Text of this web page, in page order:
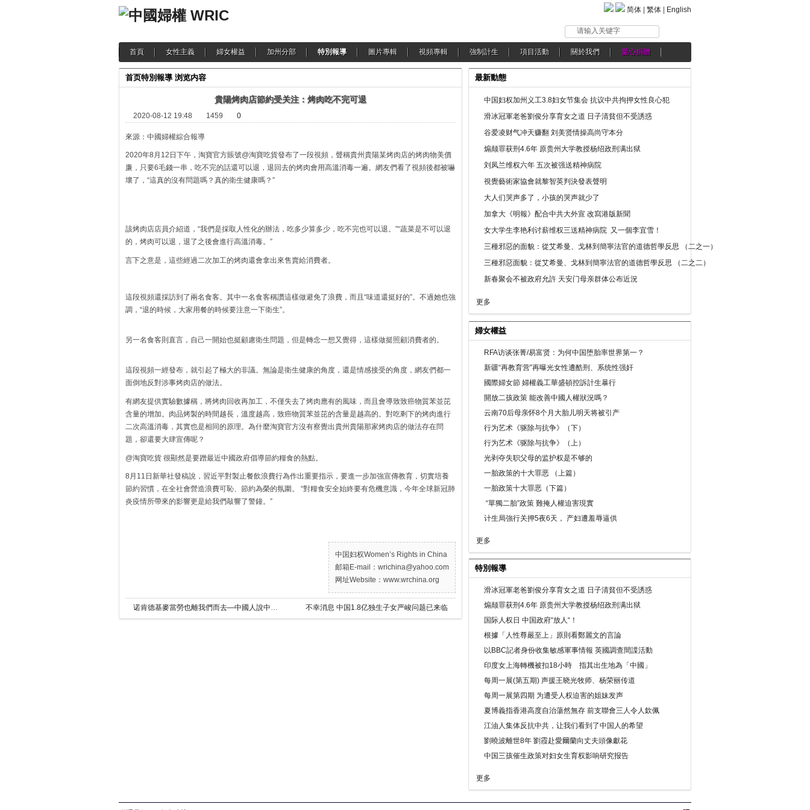
简体 繁体 English
请输入关键字
首頁 女性主義 婦女權益 加州分部 特別報導 圖片專輯 視頻專輯 強制計生 項目活動 關於我們 愛心捐贈
首页特別報導 浏览内容
貴陽烤肉店節約受关注：烤肉吃不完可退
2020-08-12 19:48 1459 0
來源：中國婦權綜合報導
2020年8月12日下午，淘寶官方賬號@淘寶吃貨發布了一段視頻，聲稱貴州貴陽某烤肉店的烤肉物美價
廉，只要6毛錢一串，吃不完的話還可以退，退回去的烤肉會用高溫消毒一遍。網友們看了視頻後都被嚇
壞了，“這真的沒有問題嗎？真的衛生健康嗎？”
該烤肉店店員介紹道，“我們是採取人性化的辦法，吃多少算多少，吃不完也可以退。”“蔬菜是不可以退
的，烤肉可以退，退了之後會進行高溫消毒。”
言下之意是，這些經過二次加工的烤肉還會拿出來售賣給消費者。
這段視頻還採訪到了兩名食客。其中一名食客稱讚這樣做避免了浪費，而且“味道還挺好的”。不過她也強
調，“退的時候，大家用餐的時候要注意一下衛生”。
另一名食客則直言，自己一開始也挺顧慮衛生問題，但是轉念一想又覺得，這樣做挺照顧消費者的。
這段視頻一經發布，就引起了極大的非議。無論是衛生健康的角度，還是情感接受的角度，網友們都一
面倒地反對涉事烤肉店的做法。
有網友提供實驗數據稱，將烤肉回收再加工，不僅失去了烤肉應有的風味，而且會導致致癌物質苯並芘
含量的增加。肉品烤製的時間越長，溫度越高，致癌物質苯並芘的含量是越高的。對吃剩下的烤肉進行
二次高溫消毒，其實也是相同的原理。為什麼淘寶官方沒有察覺出貴州貴陽那家烤肉店的做法存在問
題，卻還要大肆宣傳呢？
@淘寶吃貨 很顯然是要蹭最近中國政府倡導節約糧食的熱點。
8月11日新華社發稿說，習近平對製止餐飲浪費行為作出重要指示，要進一步加強宣傳教育，切實培養
節約習慣，在全社會營造浪費可恥、節約為榮的氛圍。 “對糧食安全始終要有危機意識，今年全球新冠肺
炎疫情所帶來的影響更是給我們敲響了警鐘。”
中国妇权Women’s Rights in China
邮箱E-mail：wrichina@yahoo.com
网址Website：www.wrchina.org
不幸消息 中国1.8亿独生子女严峻问题已来临
最新動態
中国妇权加州义工3.8妇女节集会 抗议中共拘押女性良心犯
滑冰冠軍老爸劉俊分享育女之道 日子清貧但不受誘惑
谷爱凌财气冲天赚翻 刘美贤情操高尚守本分
煽颠罪获刑4.6年 原贵州大学教授杨绍政刑满出狱
刘凤兰维权六年 五次被强送精神病院
視覺藝術家協會就黎智英判決發表聲明
大人们哭声多了，小孩的哭声就少了
加拿大《明報》配合中共大外宣 改寫港版新聞
女大学生李艳利讨薪维权三送精神病院 又一個李宜雪！
三種邪惡的面貌：從艾希曼、戈林到簡寧法官的道德哲學反思 （二之一）
三種邪惡面貌：從艾希曼、戈林到簡寧法官的道德哲學反思 （二之二）
新春聚会不被政府允許 天安门母亲群体公布近況
更多
婦女權益
RFA访谈张菁/易富贤：为何中国堕胎率世界第一？
新疆“再教育营”再曝光女性遭酷刑、系统性强奸
國際婦女節 婦權義工華盛頓控訴計生暴行
開放二孩政策 能改善中國人權狀況嗎？
云南70后母亲怀8个月大胎儿明天将被引产
行为艺术《驱除与抗争》（下）
行为艺术《驱除与抗争》（上）
光剥夺失职父母的监护权是不够的
一胎政策的十大罪恶 （上篇）
一胎政策十大罪恶（下篇）
“單獨二胎”政策 難掩人權迫害現實
计生局強行关押5夜6天， 产妇遭羞辱逼供
更多
特別報導
滑冰冠軍老爸劉俊分享育女之道 日子清貧但不受誘惑
煽颠罪获刑4.6年 原贵州大学教授杨绍政刑满出狱
国际人权日 中国政府“放人“！
根據「人性尊嚴至上」原則看鄭麗文的言論
以BBC記者身份收集敏感軍事情報 英國調查間諜活動
印度女上海轉機被扣18小時 指其出生地為「中國」
每周一展(第五期) 声援王晓光牧师、杨荣丽传道
每周一展第四期 为遭受人权迫害的姐妹发声
夏博義指香港高度自治蕩然無存 前支聯會三人令人欽佩
江油人集体反抗中共，让我们看到了中国人的希望
劉曉波離世8年 劉霞赴愛爾蘭向丈夫頭像獻花
中国三孩催生政策对妇女生育权影响研究报告
更多